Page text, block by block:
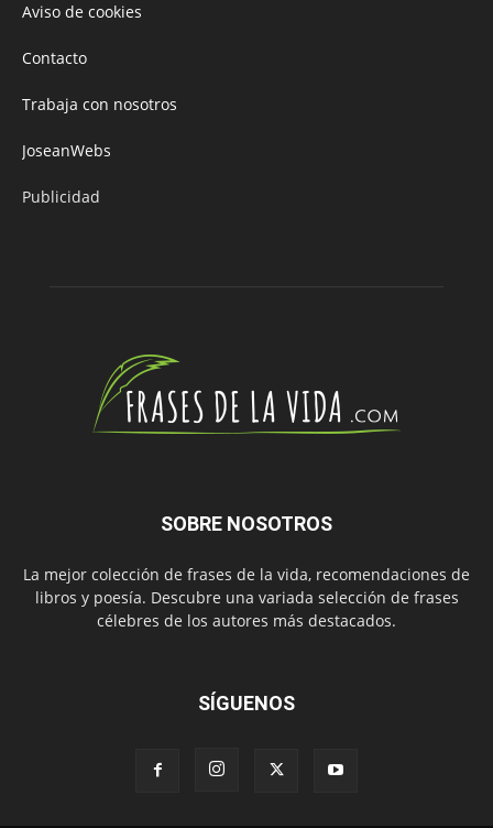
Aviso de cookies
Contacto
Trabaja con nosotros
JoseanWebs
Publicidad
SOBRE NOSOTROS
La mejor colección de frases de la vida, recomendaciones de
libros y poesía. Descubre una variada selección de frases
célebres de los autores más destacados.
SÍGUENOS